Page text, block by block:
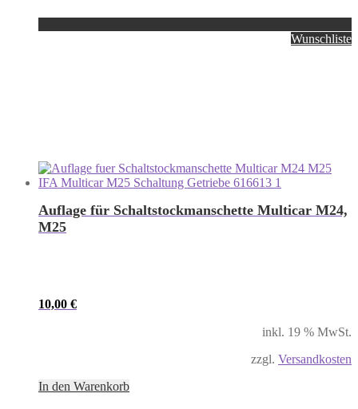
Wunschliste
Auflage für Schaltstockmanschette Multicar M24,
M25
10,00 €
inkl. 19 % MwSt.
zzgl. Versandkosten
In den Warenkorb